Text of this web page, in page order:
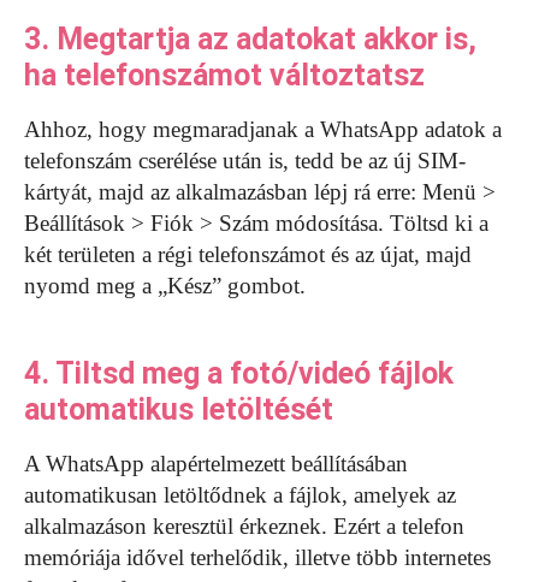
3. Megtartja az adatokat akkor is,
ha telefonszámot változtatsz
Ahhoz, hogy megmaradjanak a WhatsApp adatok a
telefonszám cserélése után is, tedd be az új SIM-
kártyát, majd az alkalmazásban lépj rá erre: Menü >
Beállítások > Fiók > Szám módosítása. Töltsd ki a
két területen a régi telefonszámot és az újat, majd
nyomd meg a „Kész” gombot.
4. Tiltsd meg a fotó/videó fájlok
automatikus letöltését
A WhatsApp alapértelmezett beállításában
automatikusan letöltődnek a fájlok, amelyek az
alkalmazáson keresztül érkeznek. Ezért a telefon
memóriája idővel terhelődik, illetve több internetes